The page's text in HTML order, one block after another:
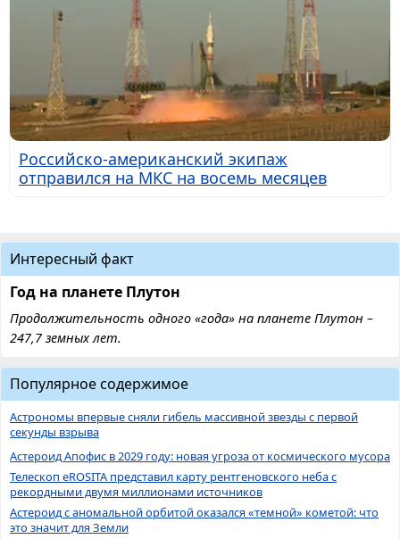
Российско-американский экипаж
отправился на МКС на восемь месяцев
Интересный факт
Год на планете Плутон
Продолжительность одного «года» на планете Плутон –
247,7 земных лет.
Популярное содержимое
Астрономы впервые сняли гибель массивной звезды с первой
секунды взрыва
Астероид Апофис в 2029 году: новая угроза от космического мусора
Телескоп eROSITA представил карту рентгеновского неба с
рекордными двумя миллионами источников
Астероид с аномальной орбитой оказался «темной» кометой: что
это значит для Земли